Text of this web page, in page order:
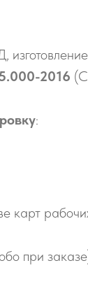
2016
:
карт
при